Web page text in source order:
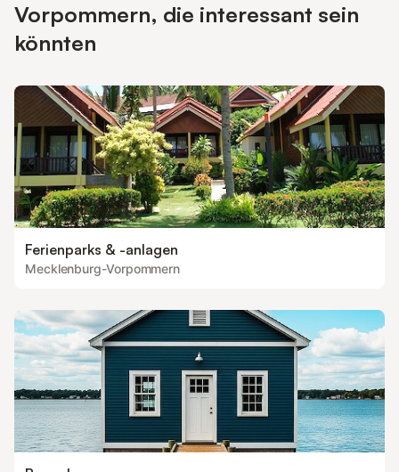
Vorpommern, die interessant sein
könnten
Ferienparks & -anlagen
Mecklenburg-Vorpommern